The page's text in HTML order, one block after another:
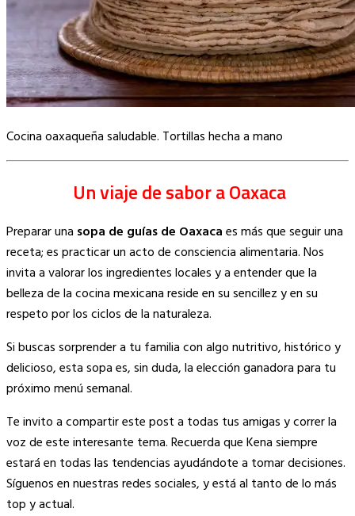
Cocina oaxaqueña saludable. Tortillas hecha a mano
Un viaje de sabor a Oaxaca
Preparar una sopa de guías de Oaxacaes más que seguir una
receta; es practicar un acto de consciencia alimentaria. Nos
invita a valorar los ingredientes locales y a entender que la
belleza de la cocina mexicana reside en su sencillez y en su
respeto por los ciclos de la naturaleza.
Si buscas sorprender a tu familia con algo nutritivo, histórico y
delicioso, esta sopa es, sin duda, la elección ganadora para tu
próximo menú semanal.
Te invito a compartir este post a todas tus amigas y correr la
voz de este interesante tema. Recuerda que Kena siempre
estará en todas las tendencias ayudándote a tomar decisiones.
Síguenos en nuestras redes sociales, y está al tanto de lo más
top y actual.